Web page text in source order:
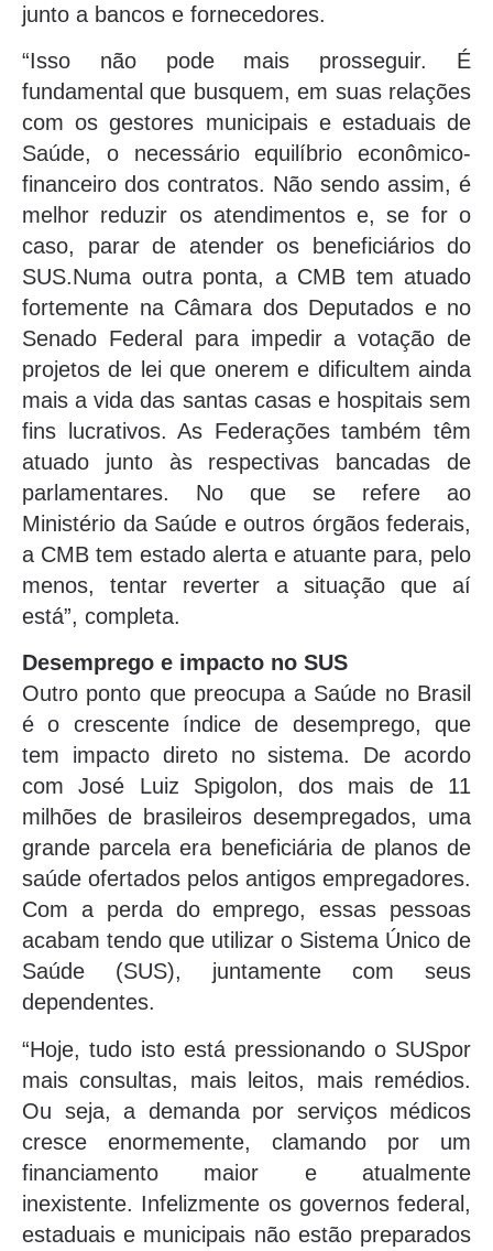
junto a bancos e fornecedores.
“Isso não pode mais prosseguir. É
fundamental que busquem, em suas relações
com os gestores municipais e estaduais de
Saúde, o necessário equilíbrio econômico-
financeiro dos contratos. Não sendo assim, é
melhor reduzir os atendimentos e, se for o
caso, parar de atender os beneficiários do
SUS.Numa outra ponta, a CMB tem atuado
fortemente na Câmara dos Deputados e no
Senado Federal para impedir a votação de
projetos de lei que onerem e dificultem ainda
mais a vida das santas casas e hospitais sem
fins lucrativos. As Federações também têm
atuado junto às respectivas bancadas de
parlamentares. No que se refere ao
Ministério da Saúde e outros órgãos federais,
a CMB tem estado alerta e atuante para, pelo
menos, tentar reverter a situação que aí
está”, completa.
Desemprego e impacto no SUS
Outro ponto que preocupa a Saúde no Brasil
é o crescente índice de desemprego, que
tem impacto direto no sistema. De acordo
com José Luiz Spigolon, dos mais de 11
milhões de brasileiros desempregados, uma
grande parcela era beneficiária de planos de
saúde ofertados pelos antigos empregadores.
Com a perda do emprego, essas pessoas
acabam tendo que utilizar o Sistema Único de
Saúde (SUS), juntamente com seus
dependentes.
“Hoje, tudo isto está pressionando o SUSpor
mais consultas, mais leitos, mais remédios.
Ou seja, a demanda por serviços médicos
cresce enormemente, clamando por um
financiamento maior e atualmente
inexistente. Infelizmente os governos federal,
estaduais e municipais não estão preparados